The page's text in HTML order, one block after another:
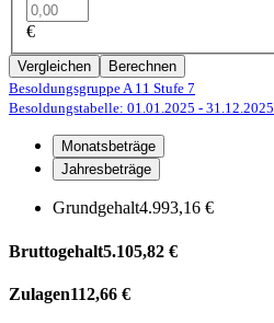
€
Vergleichen
Berechnen
Besoldungsgruppe A 11 Stufe 7
Besoldungstabelle: 01.01.2025 - 31.12.2025
Monatsbeträge
Jahresbeträge
Grundgehalt4.993,16 €
Bruttogehalt5.105,82 €
Zulagen112,66 €